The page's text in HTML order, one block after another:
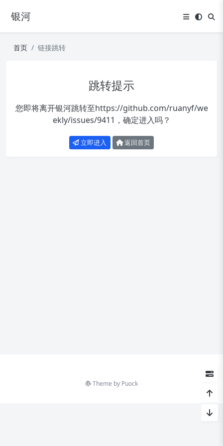
银河
首页 链接跳转
跳转提示
您即将离开银河跳转至https://github.com/ruanyf/we
ekly/issues/9411 ，确定进入吗？
立即进入 返回首页
Theme by Puock